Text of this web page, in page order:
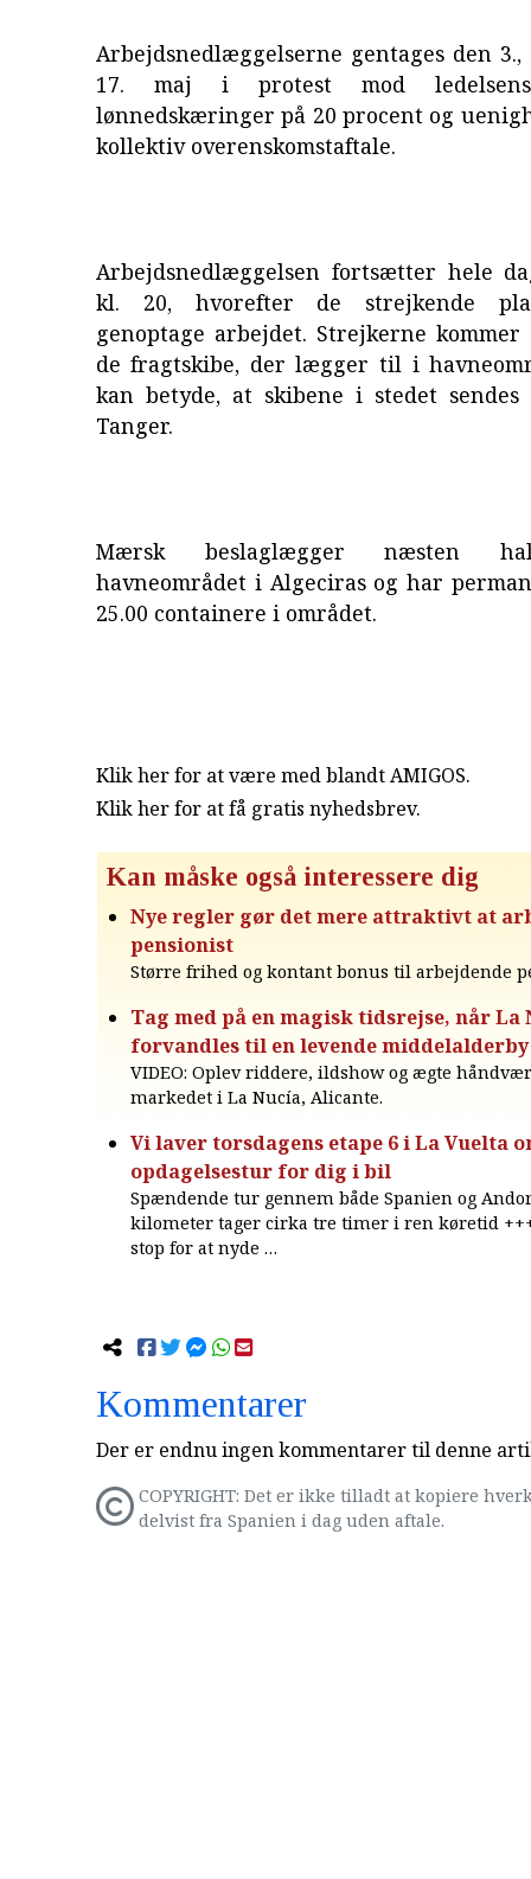
Arbejdsnedlæggelserne gentages den 3.,
17. maj i protest mod ledelsens
lønnedskæringer på 20 procent og
kollektiv overenskomstaftale.
Arbejdsnedlæggelsen fortsætter hele
kl. 20, hvorefter de strejkende
genoptage arbejdet. Strejkerne
de fragtskibe, der lægger til i
kan betyde, at skibene i stedet
Tanger.
Mærsk beslaglægger næsten
havneområdet i Algeciras og har
25.00 containere i området.
Klik her for at være med blandt AMIGOS.
Klik her for at få gratis nyhedsbrev.
Kan måske også interessere dig
Nye regler gør det mere attraktivt at
pensionist
Større frihed og kontant bonus til arbejdende
Tag med på en magisk tidsrejse, når La
forvandles til en levende
VIDEO: Oplev riddere, ildshow og ægte
markedet i La Nucía, Alicante.
Vi laver torsdagens etape 6 i La Vuelta
opdagelsestur for dig i bil
Spændende tur gennem både Spanien og
kilometer tager cirka tre timer i ren køretid
stop for at nyde …
Kommentarer
Der er endnu ingen kommentarer til denne
COPYRIGHT: Det er ikke tilladt at kopiere
delvist fra Spanien i dag uden aftale.